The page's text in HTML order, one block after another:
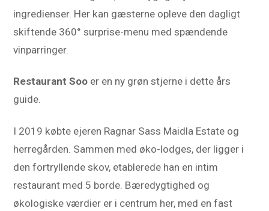
ingredienser. Her kan gæsterne opleve den dagligt
skiftende 360° surprise-menu med spændende
vinparringer.
Restaurant Soo er en ny grøn stjerne i dette års
guide.
I 2019 købte ejeren Ragnar Sass Maidla Estate og
herregården. Sammen med øko-lodges, der ligger i
den fortryllende skov, etablerede han en intim
restaurant med 5 borde. Bæredygtighed og
økologiske værdier er i centrum her, med en fast